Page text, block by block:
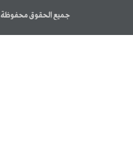
جميع الحقوق محفوظة 2014 © الجزيرة